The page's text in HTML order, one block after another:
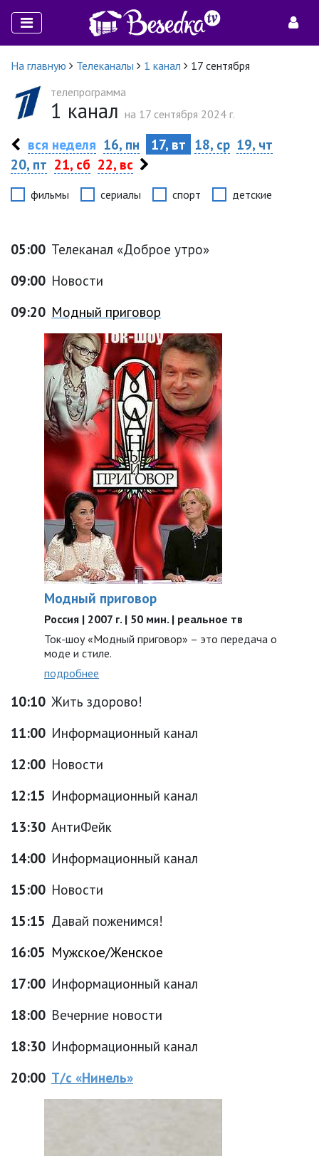
На главную Телеканалы 1 канал
17 сентября
телепрограмма
1 канал на 17 сентября 2024 г.
вся неделя 16, пн 17, вт 18, ср 19, чт
20, пт 21, сб 22, вс
фильмы сериалы спорт детские
05:00 Телеканал «Доброе утро»
09:00 Новости
09:20 Модный приговор
Модный приговор
Россия | 2007 г. | 50 мин. | реальное тв
Ток-шоу «Модный приговор» – это передача о
моде и стиле.
подробнее
10:10 Жить здорово!
11:00 Информационный канал
12:00 Новости
12:15 Информационный канал
13:30 АнтиФейк
14:00 Информационный канал
15:00 Новости
15:15 Давай поженимся!
16:05 Мужское/Женское
17:00 Информационный канал
18:00 Вечерние новости
18:30 Информационный канал
20:00 Т/с «Нинель»